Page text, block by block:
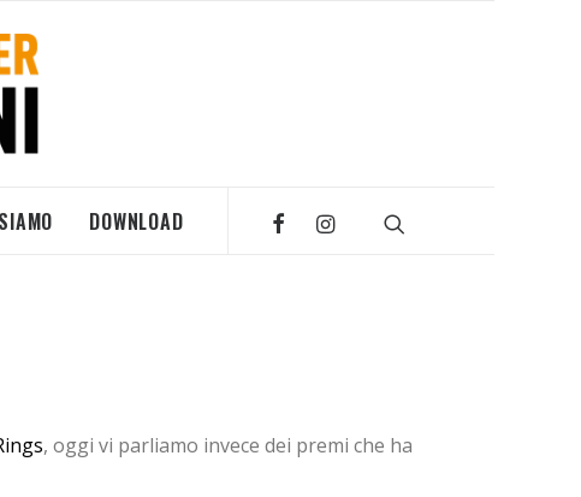
DOWNLOAD
, oggi vi parliamo invece dei premi che ha